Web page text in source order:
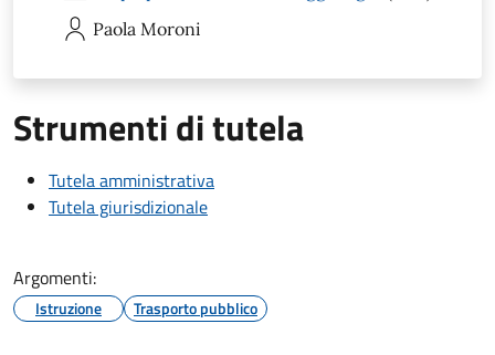
Paola Moroni
Strumenti di tutela
Tutela amministrativa
Tutela giurisdizionale
Argomenti:
Istruzione Trasporto pubblico